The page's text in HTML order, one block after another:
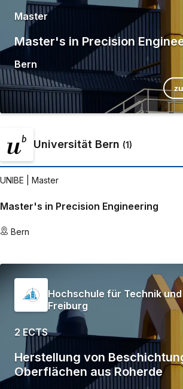
Master
Master's in Precision
Bern
Universität Bern (1)
UNIBE | Master
Master's in Precision Engineering
Bern
Hochschule für Technik
Freiburg
2 ECTS
Herstellung von
Oberflächen aus Roherde